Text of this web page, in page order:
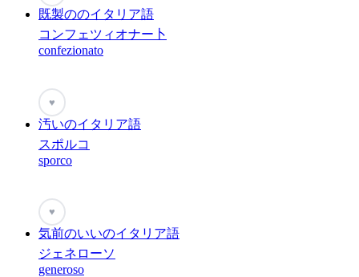
既製ののイタリア語
コンフェツィオナー卜
confezionato
♥
汚いのイタリア語
スポルコ
sporco
♥
気前のいいのイタリア語
ジェネローソ
generoso